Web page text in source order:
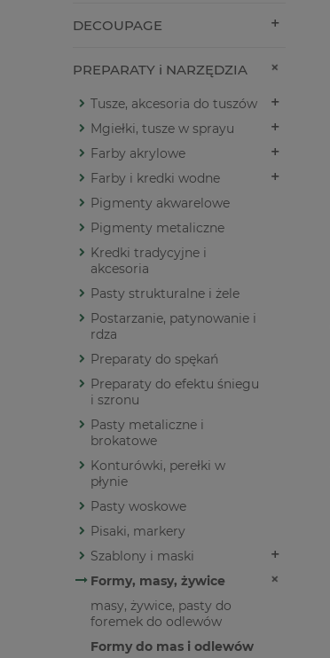
DECOUPAGE
PREPARATY i NARZĘDZIA
Tusze, akcesoria do tuszów
Mgiełki, tusze w sprayu
Farby akrylowe
Farby i kredki wodne
Pigmenty akwarelowe
Pigmenty metaliczne
Kredki tradycyjne i
akcesoria
Pasty strukturalne i żele
Postarzanie, patynowanie i
rdza
Preparaty do spękań
Preparaty do efektu śniegu
i szronu
Pasty metaliczne i
brokatowe
Konturówki, perełki w
płynie
Pasty woskowe
Pisaki, markery
Szablony i maski
Formy, masy, żywice
masy, żywice, pasty do
foremek do odlewów
Formy do mas i odlewów